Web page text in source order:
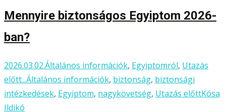
Mennyire biztonságos Egyiptom 2026-
ban?
2026.03.02.Általános információk, Egyiptomról, Utazás
előtt...Általános információk, biztonság, biztonsági
intézkedések, Egyiptom, nagykövetség, Utazás előttKósa
Ildikó